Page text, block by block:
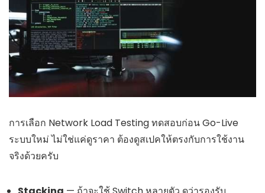
การเลือก Network Load Testing ทดสอบก่อน Go-Live
ระบบใหม่ ไม่ใช่แค่ดูราคา ต้องดูสเปคให้ตรงกับการใช้งาน
จริงด้วยครับ